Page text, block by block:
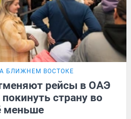
БЛИЖНЕМ ВОСТОКЕ
рейсы в ОАЭ
страну во
меньше